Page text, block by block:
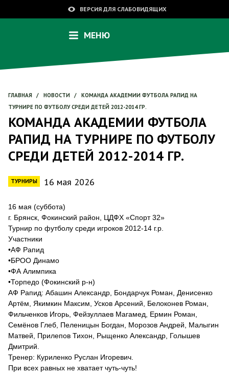
ВЕРСИЯ ДЛЯ СЛАБОВИДЯЩИХ
МЕНЮ
ГЛАВНАЯ / НОВОСТИ /
КОМАНДА АКАДЕМИИ ФУТБОЛА РАПИД НА
ТУРНИРЕ ПО ФУТБОЛУ СРЕДИ ДЕТЕЙ 2012-2014 ГР.
КОМАНДА АКАДЕМИИ ФУТБОЛА
РАПИД НА ТУРНИРЕ ПО ФУТБОЛУ
СРЕДИ ДЕТЕЙ 2012-2014 ГР.
ТУРНИРЫ 16 мая 2026
16 мая (суббота)
г. Брянск, Фокинский район, ЦДФХ «Спорт 32»
Турнир по футболу среди игроков 2012-14 г.р.
Участники
•АФ Рапид
•БРОО Динамо
•ФА Алимпика
•Торпедо (Фокинский р-н)
АФ Рапид: Абашин Александр, Бондарчук Роман, Денисенко
Артём, Якимкин Максим, Усков Арсений, Белоконев Роман,
Фильченков Игорь, Фейзуллаев Магамед, Ермин Роман,
Семёнов Глеб, Пеленицын Богдан, Морозов Андрей, Малыгин
Матвей, Прилепов Тихон, Рыщенко Александр, Голышев
Дмитрий.
Тренер: Куриленко Руслан Игоревич.
При всех равных не хватает чуть-чуть!